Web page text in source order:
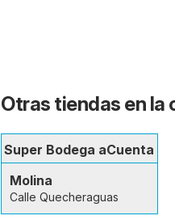
Otras tiendas en la
Super Bodega aCuenta
Molina
Calle Quecheraguas